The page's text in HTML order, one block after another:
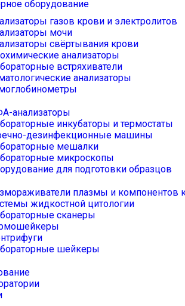
оборудование
газов крови и электролитов
мочи
свёртывания крови
анализаторы
встряхиватели
анализаторы
анализаторы
инкубаторы и термостаты
дезинфекционные машины
мешалки
микроскопы
для подготовки образцов
плазмы и компонентов
жидкостной цитологии
сканеры
шейкеры